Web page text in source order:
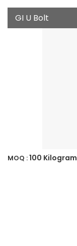
GI U Bolt
MOQ :100 Kilogram